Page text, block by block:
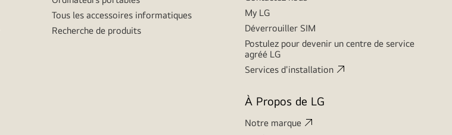
Tous les accessoires informatiques
Recherche de produits
My LG
Déverrouiller SIM
Postulez pour devenir un centre de service
agréé LG
Services d'installation
À Propos de LG
Notre marque